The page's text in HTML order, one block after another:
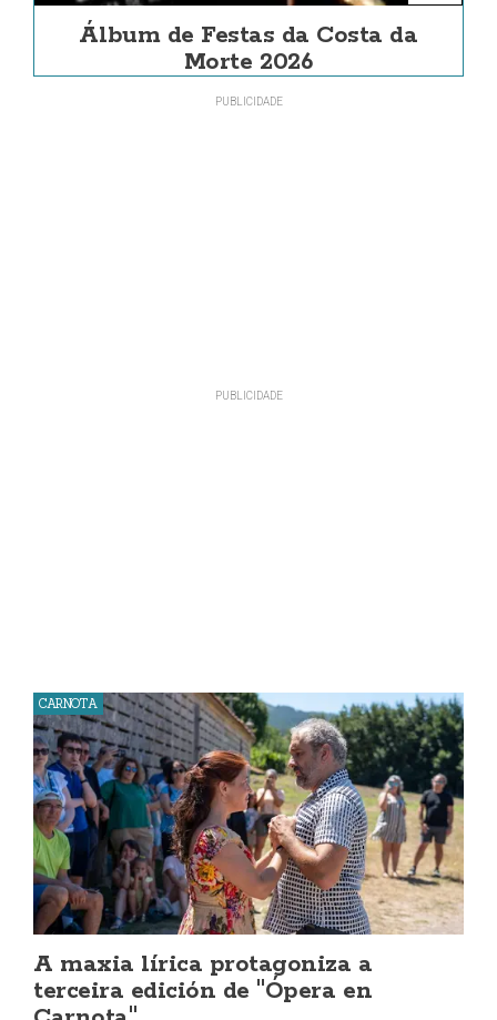
Álbum de Festas da Costa da
Morte 2026
CARNOTA
A maxia lírica protagoniza a
terceira edición de "Ópera en